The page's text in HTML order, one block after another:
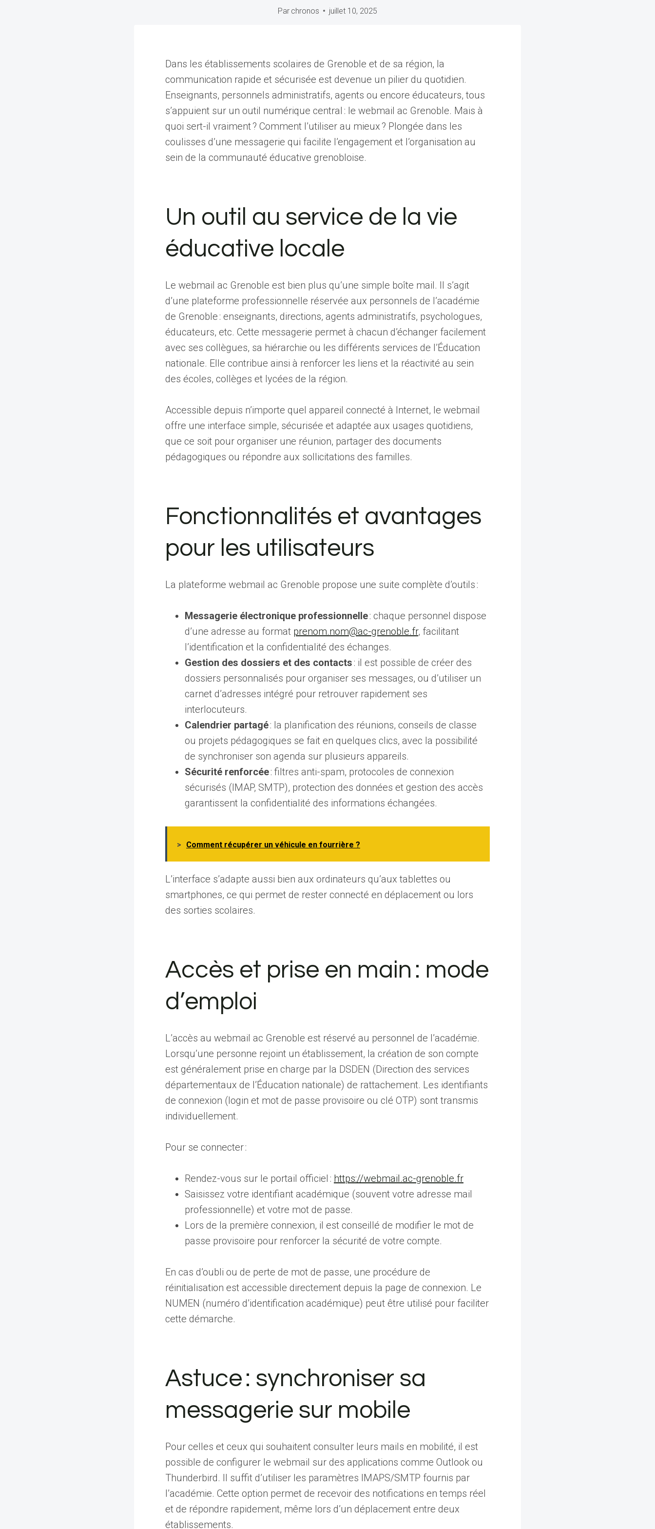
Par chronos juillet 10, 2025
Dans les établissements scolaires de Grenoble et de sa région, la
communication rapide et sécurisée est devenue un pilier du quotidien.
Enseignants, personnels administratifs, agents ou encore éducateurs, tous
s’appuient sur un outil numérique central : le webmail ac Grenoble. Mais à
quoi sert-il vraiment ? Comment l’utiliser au mieux ? Plongée dans les
coulisses d’une messagerie qui facilite l’engagement et l’organisation au
sein de la communauté éducative grenobloise.
Un outil au service de la vie
éducative locale
Le webmail ac Grenoble est bien plus qu’une simple boîte mail. Il s’agit
d’une plateforme professionnelle réservée aux personnels de l’académie
de Grenoble : enseignants, directions, agents administratifs, psychologues,
éducateurs, etc. Cette messagerie permet à chacun d’échanger facilement
avec ses collègues, sa hiérarchie ou les différents services de l’Éducation
nationale. Elle contribue ainsi à renforcer les liens et la réactivité au sein
des écoles, collèges et lycées de la région.
Accessible depuis n’importe quel appareil connecté à Internet, le webmail
offre une interface simple, sécurisée et adaptée aux usages quotidiens,
que ce soit pour organiser une réunion, partager des documents
pédagogiques ou répondre aux sollicitations des familles.
Fonctionnalités et avantages
pour les utilisateurs
La plateforme webmail ac Grenoble propose une suite complète d’outils :
Messagerie électronique professionnelle: chaque personnel dispose
d’une adresse au format prenom.nom@ac-grenoble.fr, facilitant
l’identification et la confidentialité des échanges.
Gestion des dossiers et des contacts : il est possible de créer des
dossiers personnalisés pour organiser ses messages, ou d’utiliser un
carnet d’adresses intégré pour retrouver rapidement ses
interlocuteurs.
Calendrier partagé: la planification des réunions, conseils de classe
ou projets pédagogiques se fait en quelques clics, avec la possibilité
de synchroniser son agenda sur plusieurs appareils.
Sécurité renforcée: filtres anti-spam, protocoles de connexion
sécurisés (IMAP, SMTP), protection des données et gestion des accès
garantissent la confidentialité des informations échangées.
> Comment récupérer un véhicule en fourrière ?
L’interface s’adapte aussi bien aux ordinateurs qu’aux tablettes ou
smartphones, ce qui permet de rester connecté en déplacement ou lors
des sorties scolaires.
Accès et prise en main : mode
d’emploi
L’accès au webmail ac Grenoble est réservé au personnel de l’académie.
Lorsqu’une personne rejoint un établissement, la création de son compte
est généralement prise en charge par la DSDEN (Direction des services
départementaux de l’Éducation nationale) de rattachement. Les identifiants
de connexion (login et mot de passe provisoire ou clé OTP) sont transmis
individuellement.
Pour se connecter :
Rendez-vous sur le portail officiel : https://webmail.ac-grenoble.fr
Saisissez votre identifiant académique (souvent votre adresse mail
professionnelle) et votre mot de passe.
Lors de la première connexion, il est conseillé de modifier le mot de
passe provisoire pour renforcer la sécurité de votre compte.
En cas d’oubli ou de perte de mot de passe, une procédure de
réinitialisation est accessible directement depuis la page de connexion. Le
NUMEN (numéro d’identification académique) peut être utilisé pour faciliter
cette démarche.
Astuce : synchroniser sa
messagerie sur mobile
Pour celles et ceux qui souhaitent consulter leurs mails en mobilité, il est
possible de configurer le webmail sur des applications comme Outlook ou
Thunderbird. Il suffit d’utiliser les paramètres IMAPS/SMTP fournis par
l’académie. Cette option permet de recevoir des notifications en temps réel
et de répondre rapidement, même lors d’un déplacement entre deux
établissements.